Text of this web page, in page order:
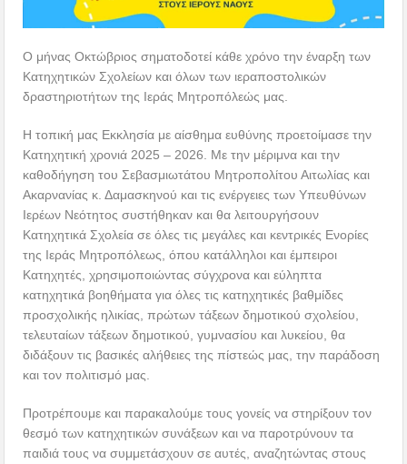
Ο μήνας Οκτώβριος σηματοδοτεί κάθε χρόνο την έναρξη των
Κατηχητικών Σχολείων και όλων των ιεραποστολικών
δραστηριοτήτων της Ιεράς Μητροπόλεώς μας.
Η τοπική μας Εκκλησία με αίσθημα ευθύνης προετοίμασε την
Κατηχητική χρονιά 2025 – 2026. Με την μέριμνα και την
καθοδήγηση του Σεβασμιωτάτου Μητροπολίτου Αιτωλίας και
Ακαρνανίας κ. Δαμασκηνού και τις ενέργειες των Υπευθύνων
Ιερέων Νεότητος συστήθηκαν και θα λειτουργήσουν
Κατηχητικά Σχολεία σε όλες τις μεγάλες και κεντρικές Ενορίες
της Ιεράς Μητροπόλεως, όπου κατάλληλοι και έμπειροι
Κατηχητές, χρησιμοποιώντας σύγχρονα και εύληπτα
κατηχητικά βοηθήματα για όλες τις κατηχητικές βαθμίδες
προσχολικής ηλικίας, πρώτων τάξεων δημοτικού σχολείου,
τελευταίων τάξεων δημοτικού, γυμνασίου και λυκείου, θα
διδάξουν τις βασικές αλήθειες της πίστεώς μας, την παράδοση
και τον πολιτισμό μας.
Προτρέπουμε και παρακαλούμε τους γονείς να στηρίξουν τον
θεσμό των κατηχητικών συνάξεων και να παροτρύνουν τα
παιδιά τους να συμμετάσχουν σε αυτές, αναζητώντας στους